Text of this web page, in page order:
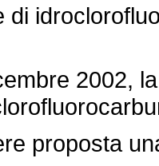
2002,
proposta